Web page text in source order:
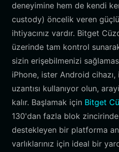
deneyimine hem de kendi
custody) öncelik veren
ihtiyacınız vardır. Bitget
üzerinde tam kontrol sunarak
sizin erişebilmenizi
iPhone, ister Android cihazı,
uzantısı kullanıyor olun,
kalır. Başlamak için Bitget
130'dan fazla blok
destekleyen bir platforma
varlıklarınız için ideal bir